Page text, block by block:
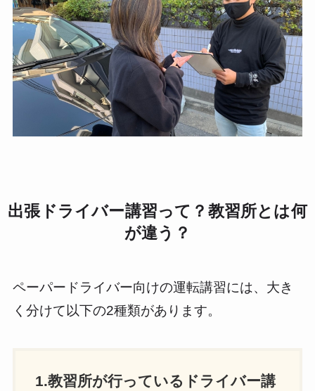
出張ドライバー講習って？教習所とは何
が違う？
ペーパードライバー向けの運転講習には、大き
く分けて以下の2種類があります。
1.教習所が行っているドライバー講